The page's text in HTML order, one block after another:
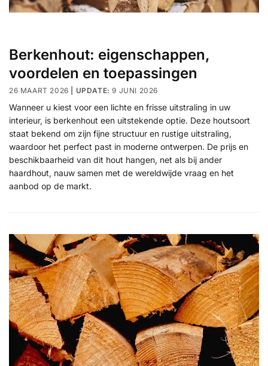
Berkenhout: eigenschappen,
voordelen en toepassingen
26 MAART 2026 9 JUNI 2026
Wanneer u kiest voor een lichte en frisse uitstraling in uw
interieur, is berkenhout een uitstekende optie. Deze houtsoort
staat bekend om zijn fijne structuur en rustige uitstraling,
waardoor het perfect past in moderne ontwerpen. De prijs en
beschikbaarheid van dit hout hangen, net als bij ander
haardhout, nauw samen met de wereldwijde vraag en het
aanbod op de markt.